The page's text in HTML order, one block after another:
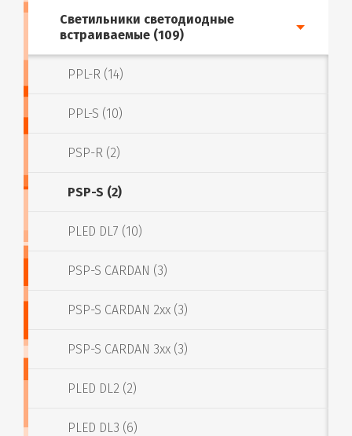
Светильники светодиодные
встраиваемые (109)
PPL-R (14)
PPL-S (10)
PSP-R (2)
PSP-S (2)
PLED DL7 (10)
PSP-S CARDAN (3)
PSP-S CARDAN 2xx (3)
PSP-S CARDAN 3xx (3)
PLED DL2 (2)
PLED DL3 (6)